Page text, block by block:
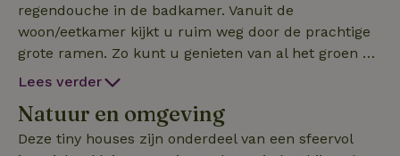
regendouche in de badkamer. Vanuit de
woon/eetkamer kijkt u ruim weg door de prachtige
grote ramen. Zo kunt u genieten van al het groen en
de fluitende vogeltjes. De vrijstaande suites bieden
op uw terras of onder uw overkapping. Natuurlijk
kunt u ook van de zon genieten op de ligstoelen die
Lees verder
Natuur en omgeving
Deze tiny houses zijn onderdeel van een sfeervol